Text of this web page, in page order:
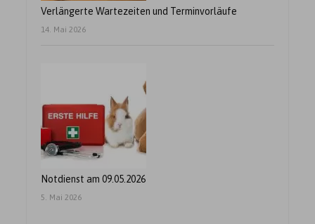
Verlängerte Wartezeiten und Terminvorläufe
14. Mai 2026
Notdienst am 09.05.2026
5. Mai 2026